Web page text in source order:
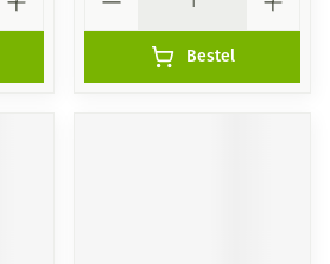
Bestel